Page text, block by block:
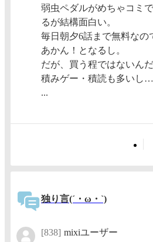
弱虫ペダルがめちゃコミ
るが結構面白い。
毎日朝夕6話まで無料なの
あかん！となるし。
だが、買う程ではないん
積みゲー・積読も多いし…
...
独り言(´・ω・`)
[838] mixiユーザー